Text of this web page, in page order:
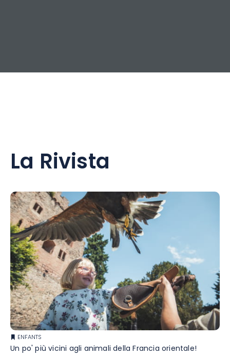
La Rivista
ENFANTS
Un po' più vicini agli animali della Francia orientale!